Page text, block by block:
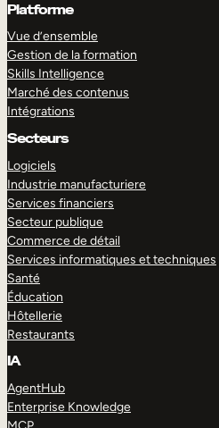
Platforme
Vue d’ensemble
Gestion de la formation
Skills Intelligence
Marché des contenus
Intégrations
Secteurs
Logiciels
Industrie manufacturiere
Services financiers
Secteur publique
Commerce de détail
Services informatiques et techniques
Santé
Éducation
Hôtellerie
Restaurants
IA
AgentHub
Enterprise Knowledge